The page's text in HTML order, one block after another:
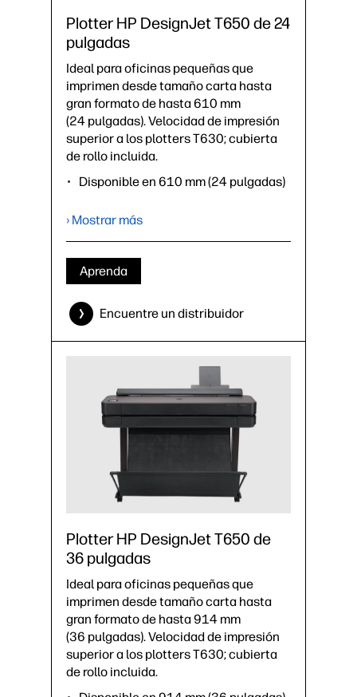
Plotter HP DesignJet T650 de 24
pulgadas
Ideal para oficinas pequeñas que
imprimen desde tamaño carta hasta
gran formato de hasta 610 mm
(24 pulgadas). Velocidad de impresión
superior a los plotters T630; cubierta
de rollo incluida.
Disponible en 610 mm (24 pulgadas)
81 impresiones A1 por hora³
alimentador automático de hojas
(cambia automáticamente de rollo a
hoja), bandeja de materiales
Accesorios opcionales: eje
›Ficha técnica (PDF)
› Mostrar más
Aprenda
Encuentre un distribuidor
Plotter HP DesignJet T650 de
36 pulgadas
Ideal para oficinas pequeñas que
imprimen desde tamaño carta hasta
gran formato de hasta 914 mm
(36 pulgadas). Velocidad de impresión
superior a los plotters T630; cubierta
de rollo incluida.